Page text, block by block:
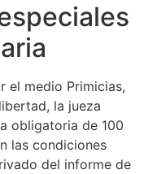
el medio Primicias,
la jueza
obligatoria de 100
las condiciones
del informe de